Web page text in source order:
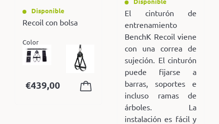
Disponible
Recoil con bolsa
Color
€439,00
El cinturón de
entrenamiento
BenchK Recoil viene
con una correa de
sujeción. El cinturón
puede fijarse a
barras, soportes e
incluso ramas de
árboles. La
instalación es fácil y